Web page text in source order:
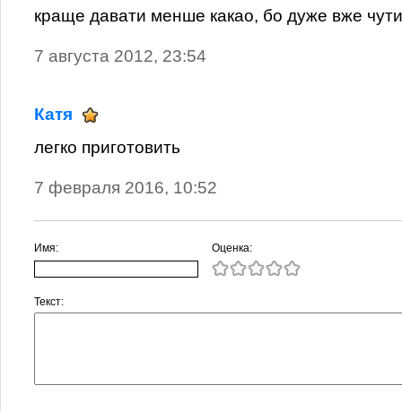
краще давати менше какао, бо дуже вже
7 августа 2012, 23:54
Катя
легко приготовить
7 февраля 2016, 10:52
Имя: Оценка:
Текст: